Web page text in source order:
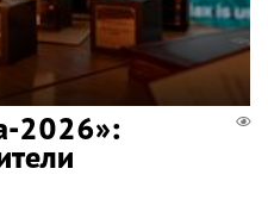
2026»: